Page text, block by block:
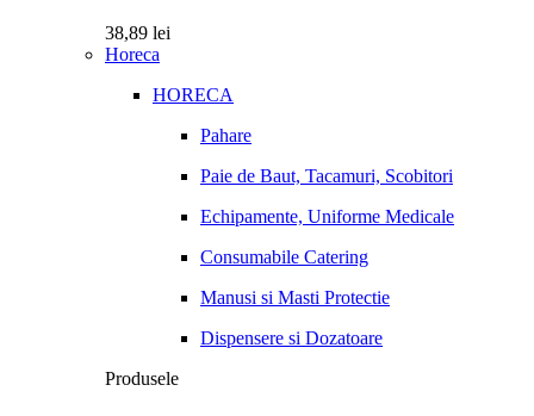
38,89 lei
Horeca
HORECA
Pahare
Paie de Baut, Tacamuri, Scobitori
Echipamente, Uniforme Medicale
Consumabile Catering
Manusi si Masti Protectie
Dispensere si Dozatoare
Produsele